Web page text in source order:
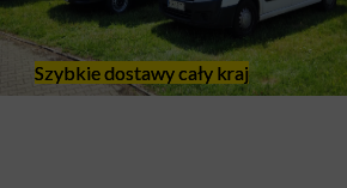
Szybkie dostawy cały kraj